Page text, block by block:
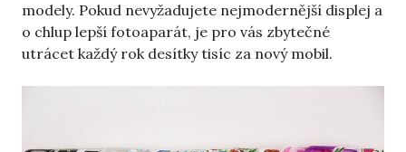
modely. Pokud nevyžadujete nejmodernější displej a
o chlup lepší fotoaparát, je pro vás zbytečné
utrácet každý rok desítky tisíc za nový mobil.